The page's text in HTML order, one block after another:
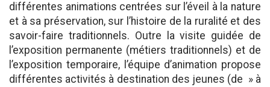
différentes animations centrées sur l’éveil à la nature
et à sa préservation, sur l’histoire de la ruralité et des
savoir-faire traditionnels. Outre la visite guidée de
l’exposition permanente (métiers traditionnels) et de
l’exposition temporaire, l’équipe d’animation propose
différentes activités à destination des jeunes (de » à